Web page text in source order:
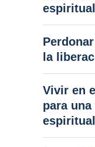
la
Vivir en
para